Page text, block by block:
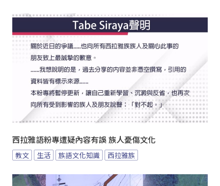
西拉雅語粉專遭疑內容有誤 族人憂傷文化
教文 生活 族語文化知識 西拉雅族